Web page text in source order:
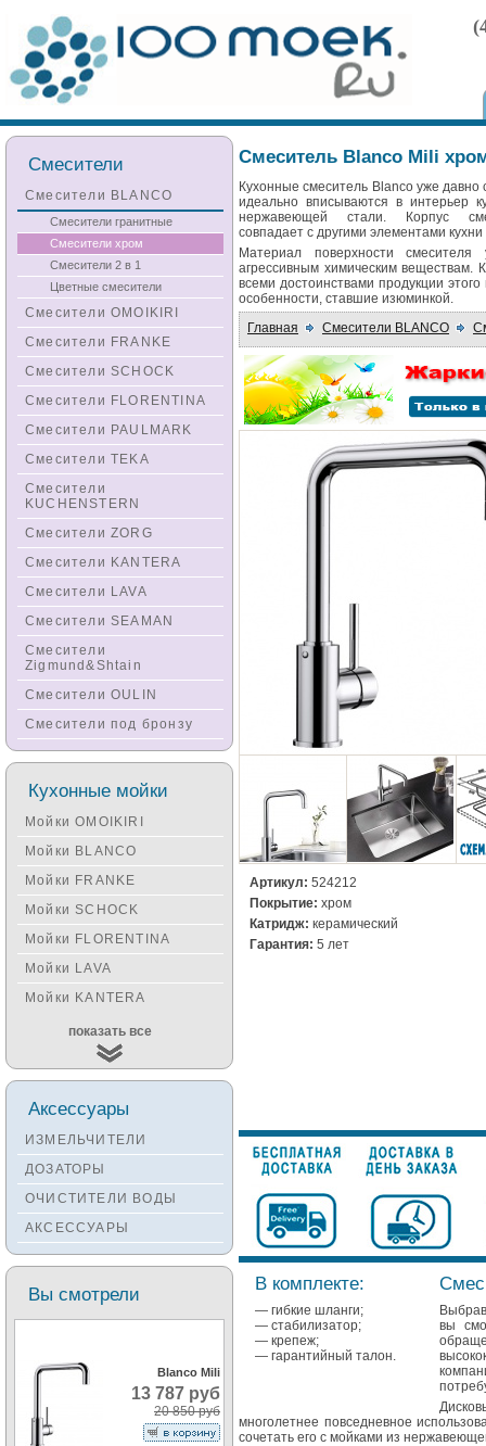
Смеситель Blanco Mili
Кухонные смеситель Blanco уже давно
идеально вписываются в интерьер
нержавеющей стали. Корпус
совпадает с другими элементами
Материал поверхности
агрессивным химическим веществам.
всеми достоинствами продукции
особенности, ставшие изюминкой.
Главная
Смесители BLANCO
Артикул: 524212
Покрытие: хром
Катридж: керамический
Гарантия: 5 лет
В комплекте:
— гибкие шланги;
— стабилизатор;
— крепеж;
— гарантийный талон.
вы
многолетнее повседневное
сочетать его с мойками из
Смесители
Смесители BLANCO
Смесители гранитные
Смесители хром
Смесители 2 в 1
Цветные смесители
Смесители OMOIKIRI
Смесители FRANKE
Смесители SCHOCK
Смесители FLORENTINA
Смесители PAULMARK
Смесители TEKA
Смесители
KUCHENSTERN
Смесители ZORG
Смесители KANTERA
Смесители LAVA
Смесители SEAMAN
Смесители
Zigmund&Shtain
Смесители OULIN
Смесители под бронзу
Кухонные мойки
Мойки OMOIKIRI
Мойки BLANCO
Мойки FRANKE
Мойки SCHOCK
Мойки FLORENTINA
Мойки LAVA
Мойки KANTERA
Мойки KUCHENSTERN
Мойки ALVEUS
Мойки TEKA
Мойки ZORG
Мойки SEAMAN
Мойки ZIGMUND&SHTAIN
Мойки OULIN
Мойки PAULMARK
показать все
Аксессуары
ИЗМЕЛЬЧИТЕЛИ
ДОЗАТОРЫ
ОЧИСТИТЕЛИ ВОДЫ
АКСЕССУАРЫ
Вы смотрели
Blanco Mili
13 787 руб
20 850 руб